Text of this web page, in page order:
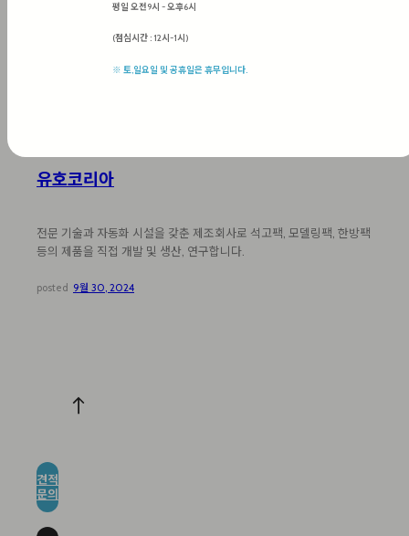
평일 오전9시 ~ 오후6시
(점심시간 : 12시~1시)
※ 토,일요일 및 공휴일은 휴무입니다.
자세히:
호
코
유호코리아
전문 기술과 자동화 시설을 갖춘 제조회사로 석고팩, 모델링팩, 한방팩
등의 제품을 직접 개발 및 생산, 연구합니다.
posted 9월 30, 2024
견적
문의